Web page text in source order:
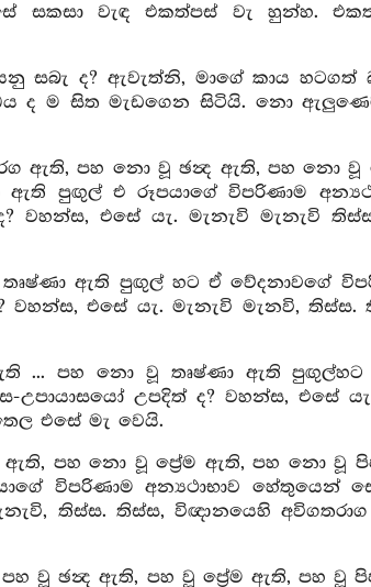
සකසා වැඳ එකත්පස් වැ හුන්හ.
සබැ ද? ඇවැත්නි, මාගේ කාය හටගත්
ද ම සිත මැඩගෙන සිටියි. නො
ඇති, පහ නො වූ ඡන්‍ද ඇති, පහ නො වූ
පුඟුල් එ රූපයාගේ විපරිණාම
වහන්ස, එසේ යැ. මැනැවි මැනැවි
ඇති පුඟුල් හට ඒ වේදනාවගේ
එසේ යැ. මැනැවි මැනවි, තිස්ස.
... පහ නො වූ තෘෂ්ණා ඇති පුඟුල්හට
උපායාසයෝ උපදිත් ද? වහන්ස, එසේ
එසේ මැ වෙයි.
පහ නො වූ ප්‍රේම ඇති, පහ නො වූ
විපරිණාම අන්‍යථාභාව හේතුයෙන්
තිස්ස. තිස්ස, විඥානයෙහි
වූ ඡන්‍ද ඇති, පහ වූ ප්‍රේම ඇති, පහ වූ